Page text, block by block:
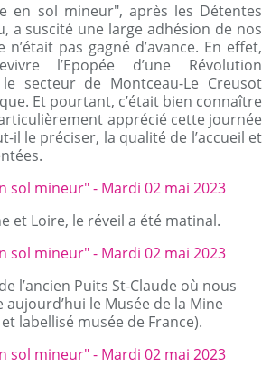
en sol mineur", après les Détentes
a suscité une large adhésion de nos
pas gagné d’avance. En effet,
l’Epopée d’une Révolution
secteur de Montceau-Le Creusot
Et pourtant, c’était bien connaître
apprécié cette journée
il le préciser, la qualité de l’accueil et
et Loire, le réveil a été matinal.
l’ancien Puits St-Claude où nous
le Musée de la Mine
labellisé musée de France).